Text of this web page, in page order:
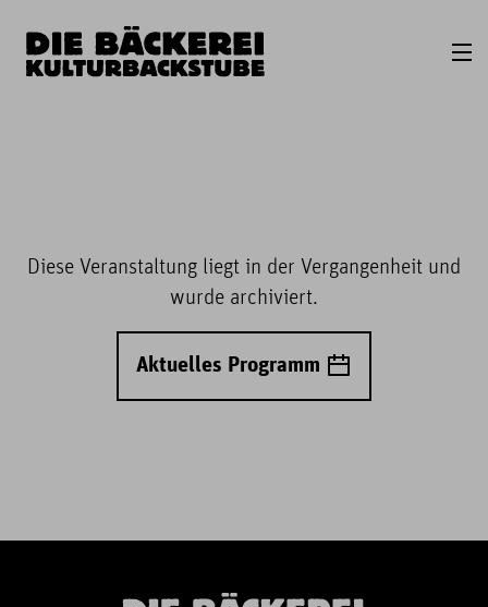
Diese Veranstaltung liegt in der Vergangenheit und
wurde archiviert.
Aktuelles Programm